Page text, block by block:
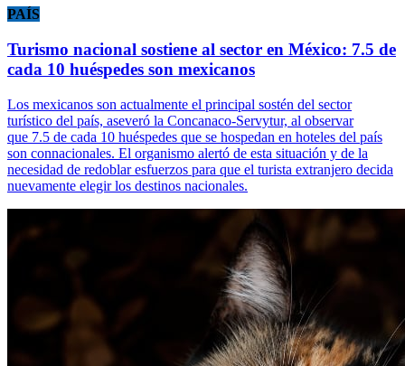
PAÍS
Turismo nacional sostiene al sector en México: 7.5 de
cada 10 huéspedes son mexicanos
Los mexicanos son actualmente el principal sostén del sector
turístico del país, aseveró la Concanaco-Servytur, al observar
que 7.5 de cada 10 huéspedes que se hospedan en hoteles del país
son connacionales. El organismo alertó de esta situación y de la
necesidad de redoblar esfuerzos para que el turista extranjero decida
nuevamente elegir los destinos nacionales.